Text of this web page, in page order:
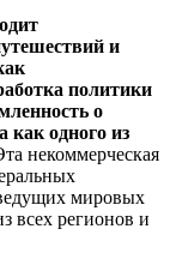
и
политики
о
как одного из
некоммерческая
мировых
всех регионов и